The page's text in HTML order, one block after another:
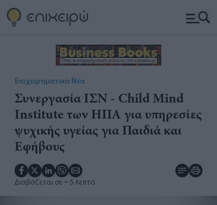
Επιχειρηματικά Νέα
​Συνεργασία ΙΣΝ -​ Child Mind
Institute των ΗΠΑ για υπηρεσίες
ψυχικής υγείας για Παιδιά και
Εφήβους
Διαβάζεται σε ~ 5 λεπτά